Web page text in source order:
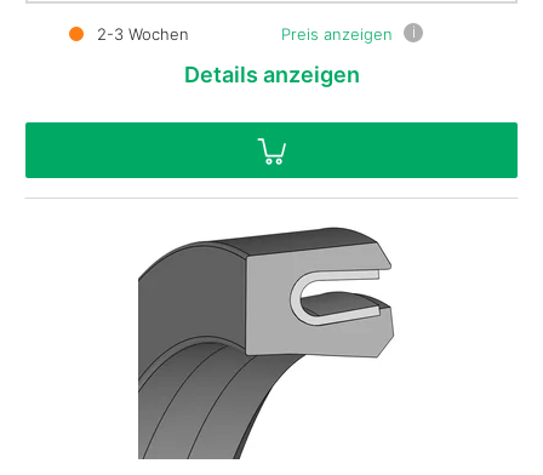
Preis anzeigen i
2-3 Wochen
Details anzeigen